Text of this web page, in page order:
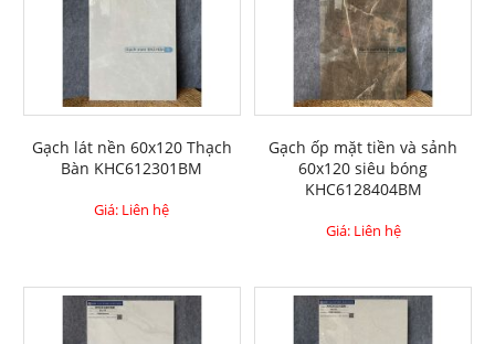
Gạch lát nền 60x120 Thạch
Bàn KHC612301BM
Giá: Liên hệ
Gạch ốp mặt tiền và sảnh
60x120 siêu bóng
KHC6128404BM
Giá: Liên hệ